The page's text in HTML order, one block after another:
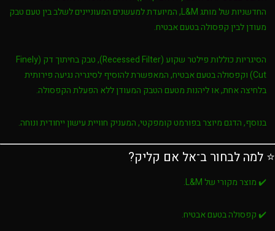
החדשניות של מותגL&M, המיועדת למעשנים המעוניינים לשלב בין טעם טבק
מעודן לבין קפסולה בטעם אבטיח.
הסיגריות כוללותפילטר שקוע (Recessed Filter) ,
טבק בחיתוך דק (Finely
Cut) וקפסולה בטעם אבטיח, המאפשרת להוסיף לסיגריה נגיעה פירותית
בלחיצה אחת, או ליהנות מטעם הטבק המעודן ללא הפעלת הקפסולה.
בנוסף, הדגם מיוצר בפורמט קומפקטי, המעניק חוויית עישון ייחודית ונוחה.
⭐ למה לבחור ב־אל אם קליק?
✔️ מוצר מקורי של L&M.
✔️ קפסולה בטעם אבטיח.